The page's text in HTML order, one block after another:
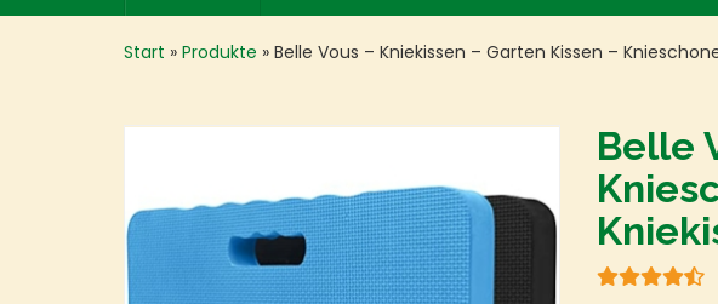
Start » Produkte » Belle Vous – Kniekissen – Garten Kissen –
Belle